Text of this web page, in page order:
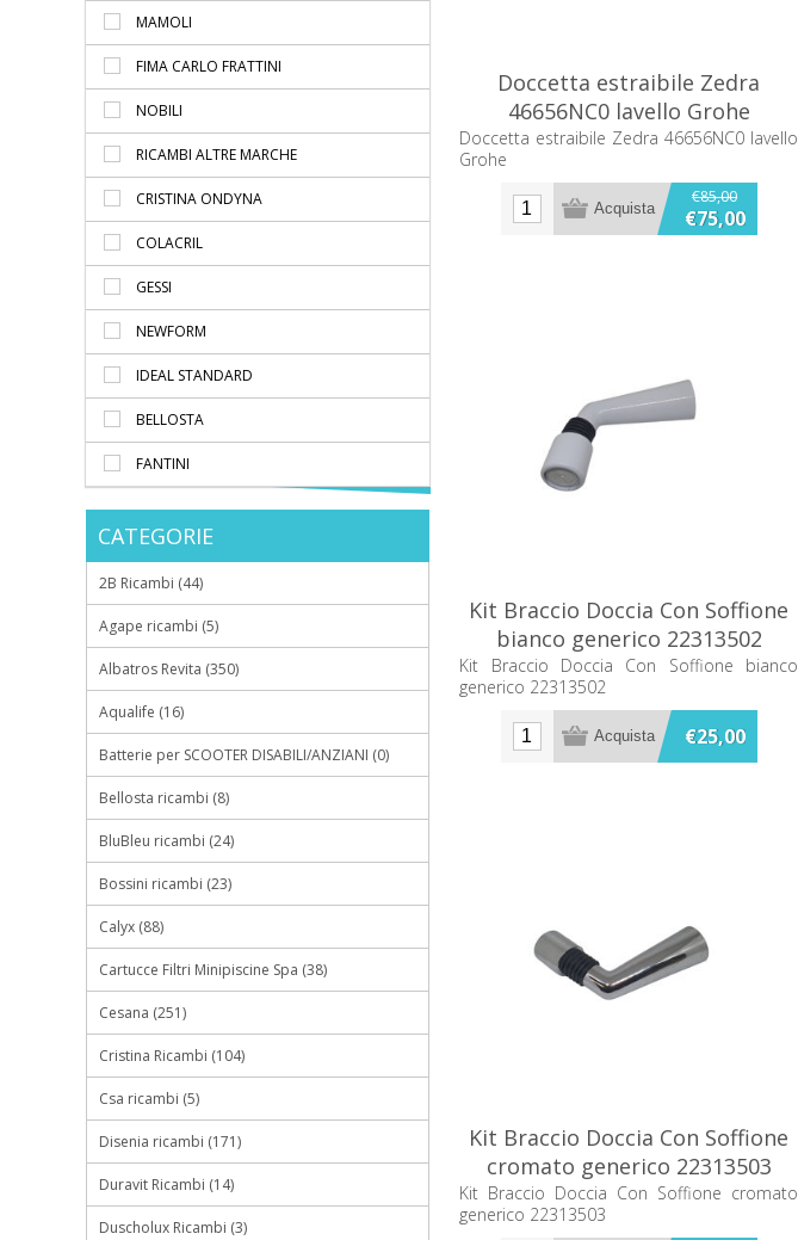
Doccetta estraibile Zedra
46656NC0 lavello Grohe
Doccetta estraibile Zedra 46656NC0 lavello
Grohe
€85,00
€75,00
Kit Braccio Doccia Con Soffione
bianco generico 22313502
Kit Braccio Doccia Con Soffione bianco
generico 22313502
€25,00
Kit Braccio Doccia Con Soffione
cromato generico 22313503
Kit Braccio Doccia Con Soffione cromato
generico 22313503
MAMOLI
FIMA CARLO FRATTINI
NOBILI
RICAMBI ALTRE MARCHE
CRISTINA ONDYNA
COLACRIL
GESSI
NEWFORM
IDEAL STANDARD
BELLOSTA
FANTINI
CATEGORIE
2B Ricambi (44)
Agape ricambi (5)
Albatros Revita (350)
Aqualife (16)
Batterie per SCOOTER DISABILI/ANZIANI (0)
Bellosta ricambi (8)
BluBleu ricambi (24)
Bossini ricambi (23)
Calyx (88)
Cartucce Filtri Minipiscine Spa (38)
Cesana (251)
Cristina Ricambi (104)
Csa ricambi (5)
Disenia ricambi (171)
Duravit Ricambi (14)
Duscholux Ricambi (3)